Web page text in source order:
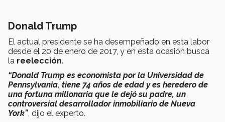
Donald Trump
El actual presidente se ha desempeñado en esta labor
desde el 20 de enero de 2017, y en esta ocasión busca
la reelección.
“Donald Trump es economista por la Universidad de
Pennsylvania, tiene 74 años de edad y es heredero de
una fortuna millonaria que le dejó su padre, un
controversial desarrollador inmobiliario de Nueva
York”, dijo el experto.